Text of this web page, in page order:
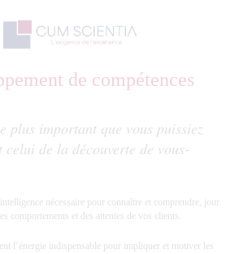
de compétences
plus important que vous puissiez
celui de la découverte de vous-
nécessaire pour connaître et comprendre, jour
comportements et des attentes de vos clients.
l’énergie indispensable pour impliquer et motiver les